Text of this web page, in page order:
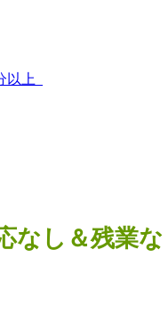
以上
なし＆残業